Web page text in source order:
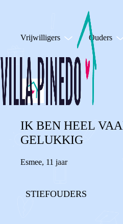
Vrijwilligers Ouders
IK BEN HEEL
GELUKKIG
Esmee, 11 jaar
STIEFOUDERS